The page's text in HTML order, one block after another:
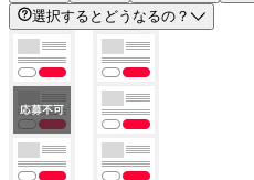
選択するとどうなるの？